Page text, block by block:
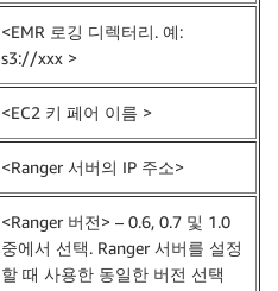
<EMR 로깅 디렉터리. 예:
s3://xxx >
<EC2 키 페어 이름 >
<Ranger 서버의 IP 주소>
<Ranger 버전> – 0.6, 0.7 및 1.0
중에서 선택. Ranger 서버를 설정
할 때 사용한 동일한 버전 선택